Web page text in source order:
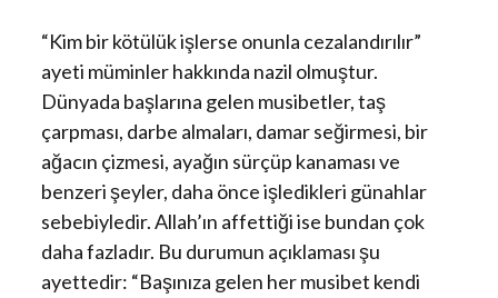
“Kim bir kötülük işlerse onunla cezalandırılır”
ayeti müminler hakkında nazil olmuştur.
Dünyada başlarına gelen musibetler, taş
çarpması, darbe almaları, damar seğirmesi, bir
ağacın çizmesi, ayağın sürçüp kanaması ve
benzeri şeyler, daha önce işledikleri günahlar
sebebiyledir. Allah’ın affettiği ise bundan çok
daha fazladır. Bu durumun açıklaması şu
ayettedir: “Başınıza gelen her musibet kendi